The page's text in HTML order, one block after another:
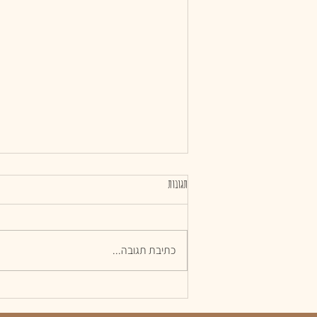
כשהכל משתבש לטובה
תגובות
כתיבת תגובה...